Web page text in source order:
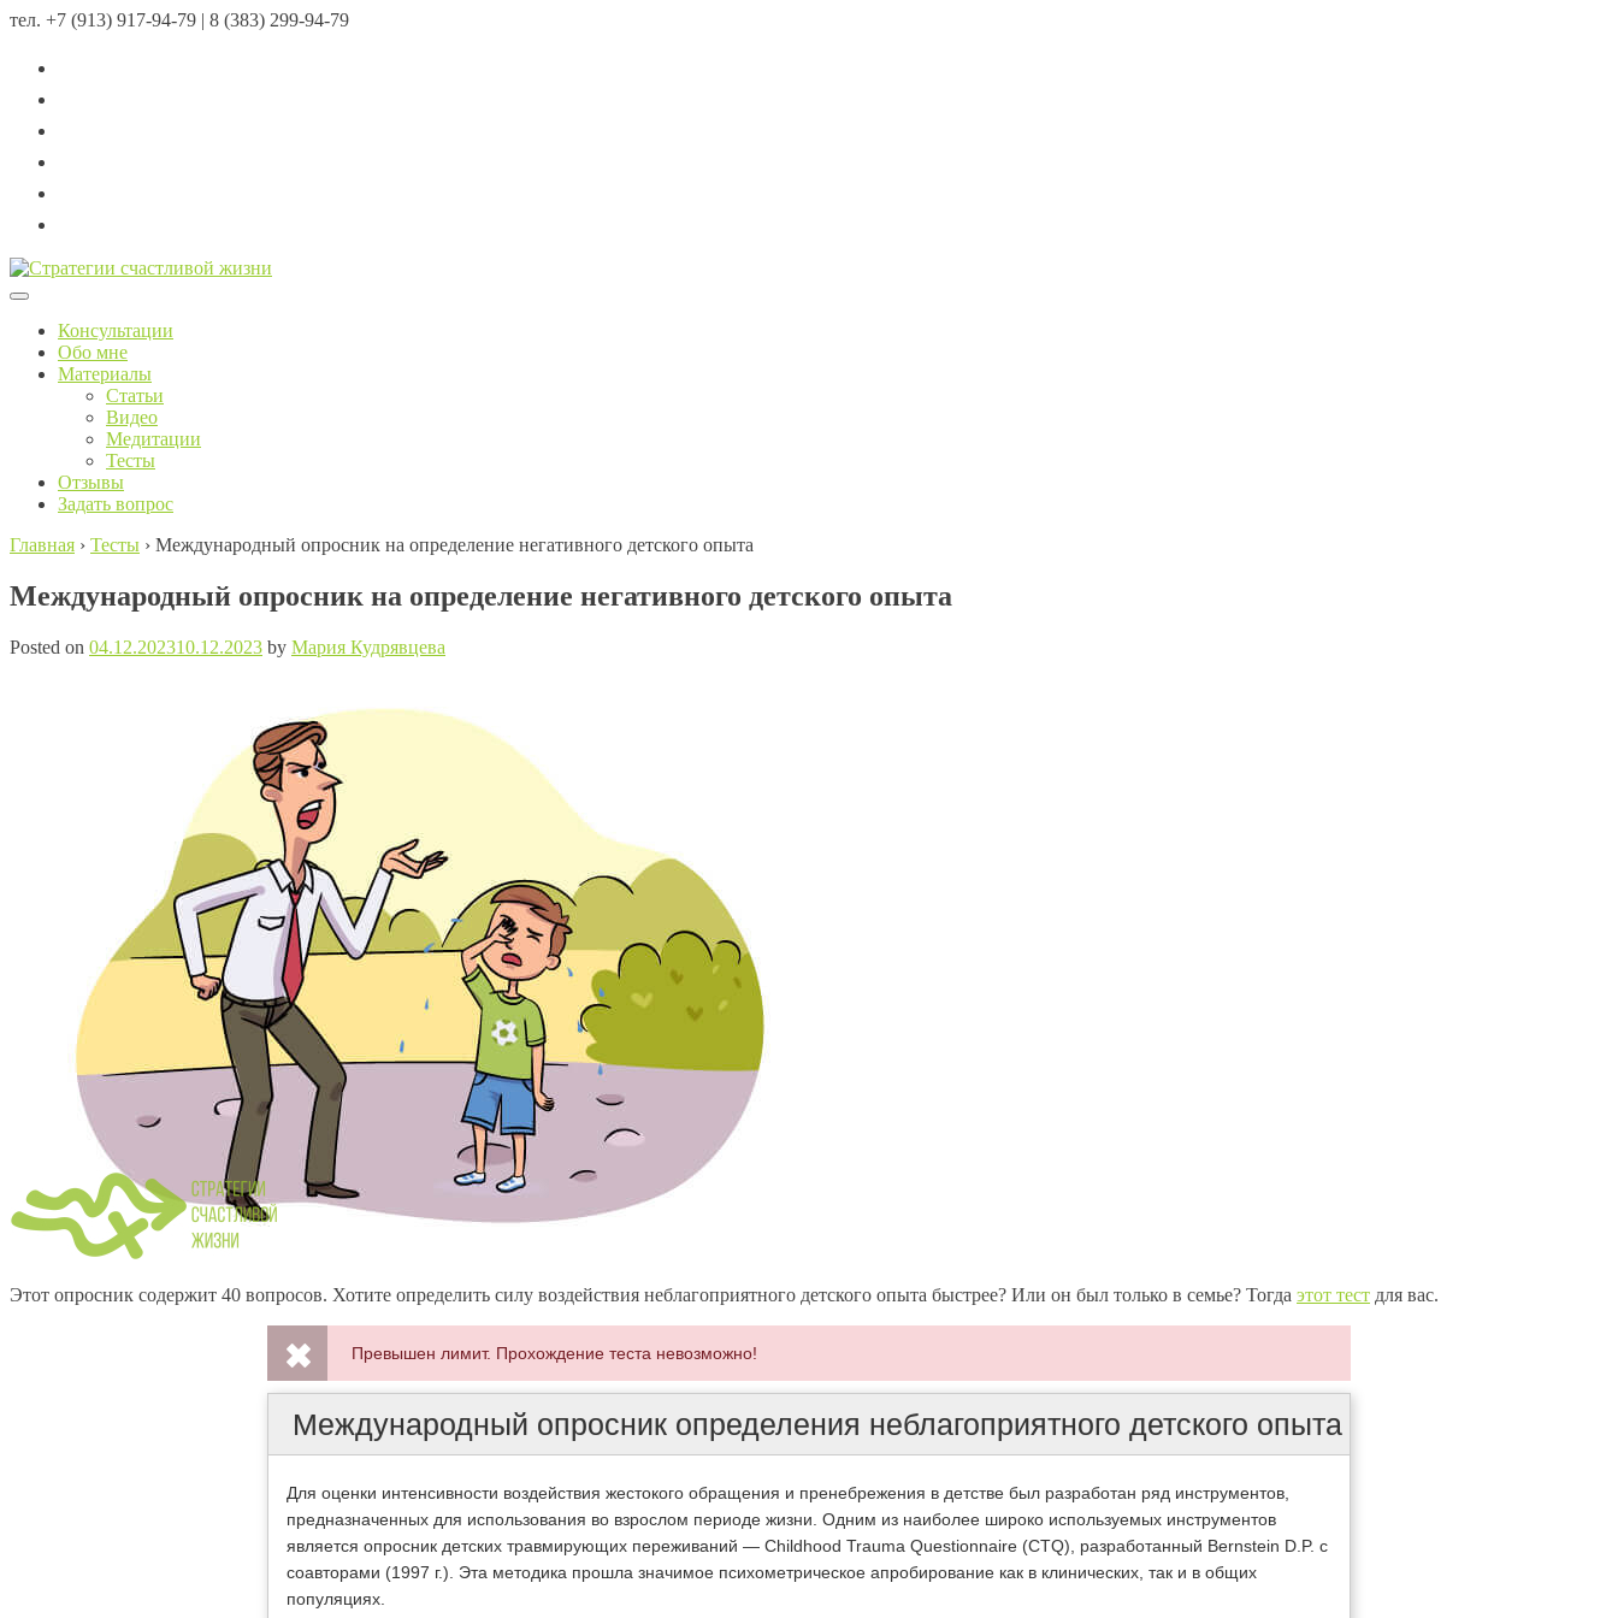
тел. +7 (913) 917-94-79 | 8 (383) 299-94-79
Menu
Консультации
Обо мне
Материалы
Статьи
Видео
Медитации
Тесты
Отзывы
Задать вопрос
Главная › Тесты › Международный опросник на определение негативного детского опыта
Международный опросник на определение негативного детского опыта
Posted on 04.12.202310.12.2023 by Мария Кудрявцева
Этот опросник содержит 40 вопросов. Хотите определить силу воздействия неблагоприятного детского опыта быстрее? Или он был только в семье? Тогда этот тест для вас.